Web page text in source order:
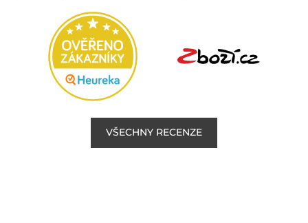
VŠECHNY RECENZE